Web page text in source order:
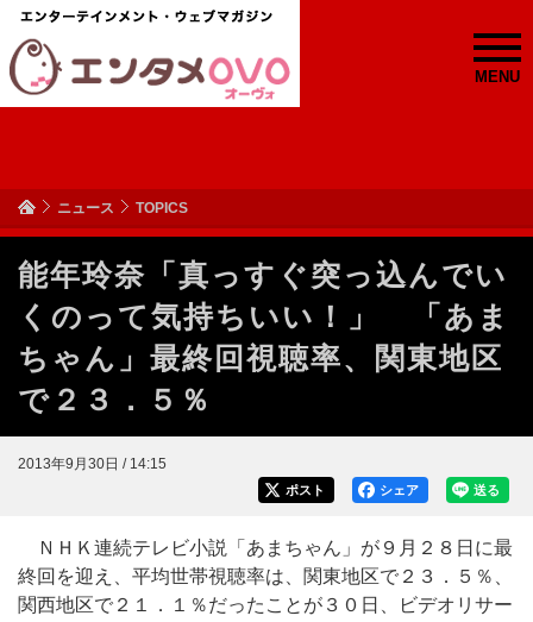
MENU
ニュース TOPICS
能年玲奈「真っすぐ突っ込んでい
くのって気持ちいい！」 「あま
ちゃん」最終回視聴率、関東地区
で２３．５％
2013年9月30日 / 14:15
送る
シェア
ポスト
ＮＨＫ連続テレビ小説「あまちゃん」が９月２８日に最
終回を迎え、平均世帯視聴率は、関東地区で２３．５％、
関西地区で２１．１％だったことが３０日、ビデオリサー